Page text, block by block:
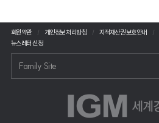
회원약관 개인정보 처리방침 지적재산권 보호안내
뉴스레터 신청
Family Site